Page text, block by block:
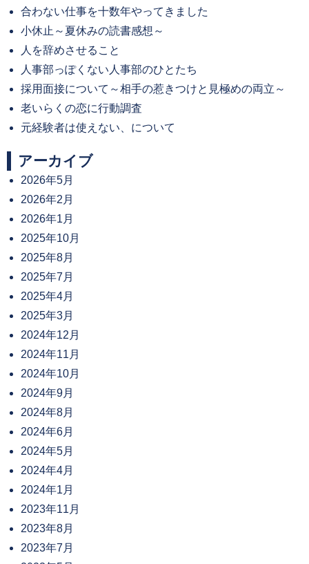
合わない仕事を十数年やってきました
小休止～夏休みの読書感想～
人を辞めさせること
人事部っぽくない人事部のひとたち
採用面接について～相手の惹きつけと見極めの両立～
老いらくの恋に行動調査
元経験者は使えない、について
アーカイブ
2026年5月
2026年2月
2026年1月
2025年10月
2025年8月
2025年7月
2025年4月
2025年3月
2024年12月
2024年11月
2024年10月
2024年9月
2024年8月
2024年6月
2024年5月
2024年4月
2024年1月
2023年11月
2023年8月
2023年7月